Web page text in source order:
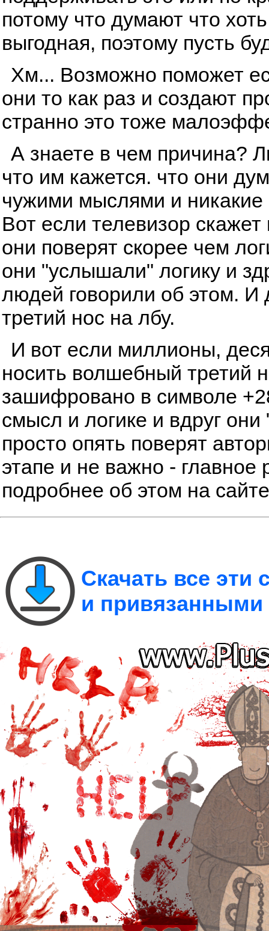
потому что думают что
выгодная, поэтому пусть
Хм... Возможно поможет
они то как раз и создают
странно это тоже
А знаете в чем причина?
что им кажется. что они
чужими мыслями и никакие
Вот если телевизор скажет
они поверят скорее чем
они "услышали" логику и
людей говорили об этом.
третий нос на лбу.
И вот если миллионы,
носить волшебный третий
зашифровано в символе
смысл и логике и вдруг
просто опять поверят
этапе и не важно - главное
подробнее об этом на
Скачать все
и